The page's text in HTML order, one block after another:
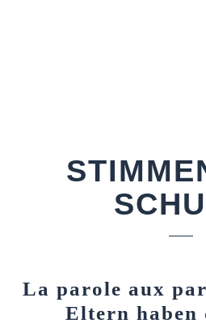
La parole aux
Eltern haben